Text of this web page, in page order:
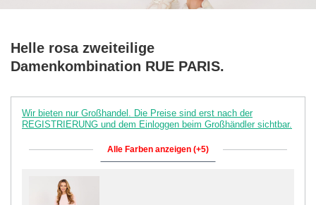
Helle rosa zweiteilige
Damenkombination RUE PARIS.
Wir bieten nur Großhandel. Die Preise sind erst nach der
REGISTRIERUNG und dem Einloggen beim Großhändler sichtbar.
Alle Farben anzeigen (+5)